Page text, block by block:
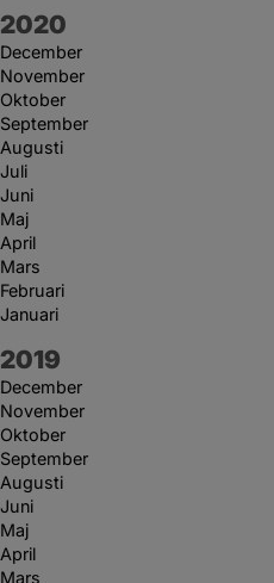
År:
2020
December
November
Oktober
September
Augusti
Juli
Juni
Maj
April
Mars
Februari
Januari
År:
2019
December
November
Oktober
September
Augusti
Juni
Maj
April
Mars